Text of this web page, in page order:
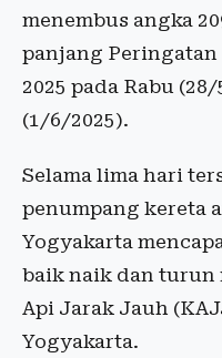
menembus angka
panjang Peringatan
2025 pada Rabu
(1/6/2025).
Selama lima hari
penumpang kereta
Yogyakarta
baik naik dan turun
Api Jarak Jauh
Yogyakarta.